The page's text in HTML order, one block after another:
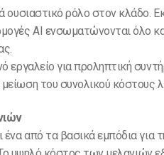
ρόλο στον κλάδο.
AI ενσωματώνονται όλο
εργαλείο για προληπτική
του συνολικού κόστους
από τα βασικά εμπόδια για